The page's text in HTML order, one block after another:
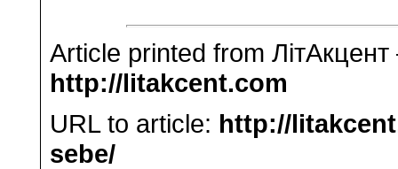
Article printed from ЛітАкцент
http://litakcent.com
URL to article: http://
sebe/